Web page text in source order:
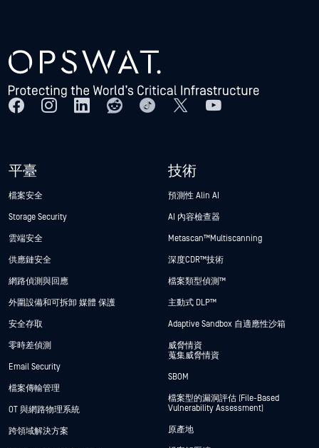
平臺
檔案安全
Storage Security
雲端安全
供應鏈安全
網路偵測與回應
外圍設備和可拆卸 媒體 保護
安全存取
零時差偵測
Email Security
檔案傳輸管理
OT 與網路物理系統
跨領域解決方案
技術
預測性 Alin AI
AI 內容檢查器
Metascan™ Multiscanning
深度CDR™技術
檔案類型偵測™
主動式 DLP™
Adaptive Sandbox 自適應性沙箱
威脅情資
蒐集威脅情資
SBOM
檔案型的漏洞評估 (File-Based
Vulnerability Assessment)
原產地